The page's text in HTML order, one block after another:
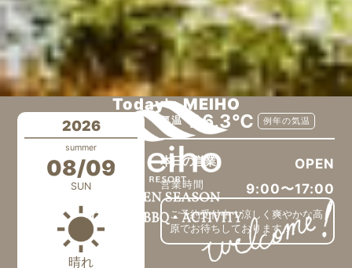
Today's MEIHO
2026
summer
08/09
SUN
晴れ
気温 26.3℃ 例年の気温
本日の営業 OPEN
営業時間 9:00〜17:00
ご予約受付中！涼しく爽やかな高
原でお待ちしております！